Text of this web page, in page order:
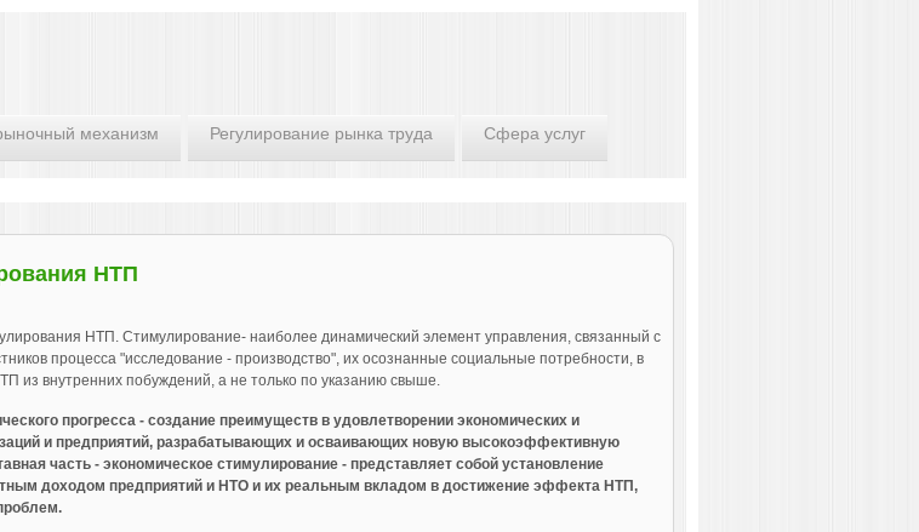
механизм Регулирование рынка труда Сфера услуг
НТП
НТП. Стимулирование- наиболее динамический элемент управления, связанный с
процесса "исследование - производство", их осознанные социальные потребности, в
из внутренних побуждений, а не только по указанию свыше.
прогресса - создание преимуществ в удовлетворении экономических и
и предприятий, разрабатывающих и осваивающих новую высокоэффективную
часть - экономическое стимулирование - представляет собой установление
доходом предприятий и НТО и их реальным вкладом в достижение эффекта НТП,